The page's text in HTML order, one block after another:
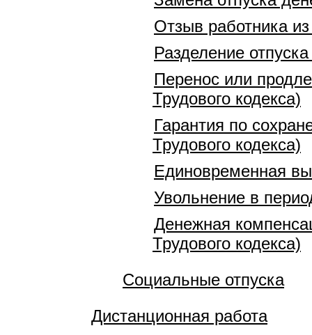
Отзыв работника из
Разделение
Перенос или
Трудового кодекса)
Гарантия по
Трудового кодекса)
Единовременная
Увольнение в
Денежная
Трудового кодекса)
Социальные отпуска
Дистанционная работа